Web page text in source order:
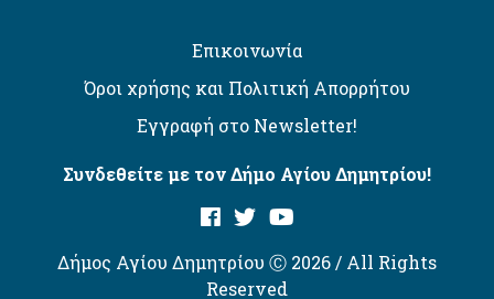
Επικοινωνία
Όροι χρήσης και Πολιτική Απορρήτου
Εγγραφή στο Newsletter!
Συνδεθείτε με τον Δήμο Αγίου Δημητρίου!
Δήμος Αγίου Δημητρίου Ⓒ 2026 / All Rights
Reserved